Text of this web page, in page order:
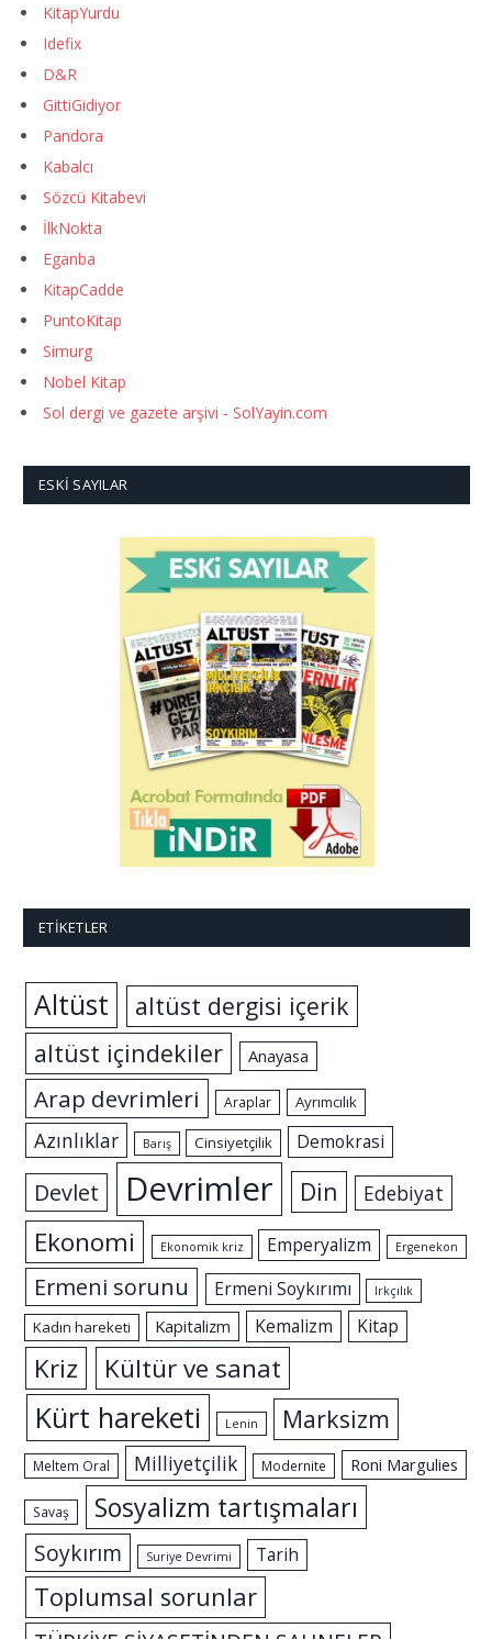
KitapYurdu
Idefix
D&R
GittiGidiyor
Pandora
Kabalcı
Sözcü Kitabevi
İlkNokta
Eganba
KitapCadde
PuntoKitap
Simurg
Nobel Kitap
Sol dergi ve gazete arşivi - SolYayin.com
ESKI SAYILAR
ETIKETLER
Altüst
altüst dergisi içerik
altüst içindekiler
Anayasa
Arap devrimleri Araplar Ayrımcılık
Azınlıklar Barış Cinsiyetçilik Demokrasi
Devlet Devrimler Din Edebiyat
Ekonomi Ekonomik kriz Emperyalizm Ergenekon
Ermeni sorunu Ermeni Soykırımı Irkçılık
Kadın hareketi Kapitalizm Kemalizm Kitap
Kriz Kültür ve sanat
Kürt hareketi Lenin Marksizm
Meltem Oral Milliyetçilik Modernite Roni Margulies
Savaş Sosyalizm tartışmaları
Soykırım Suriye Devrimi Tarih
Toplumsal sorunlar